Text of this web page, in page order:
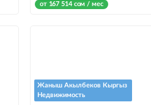
от 167 514 сом / мес
Жаныш Акылбеков Кыргыз
Недвижимость